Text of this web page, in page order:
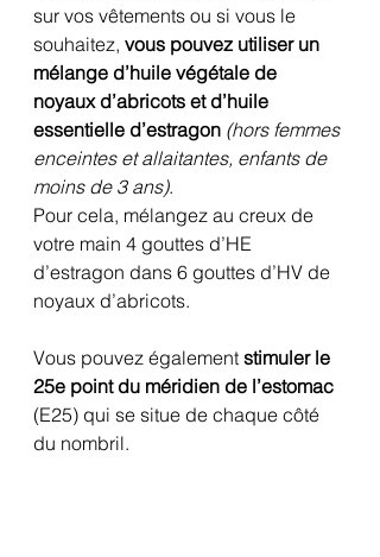
sur vos vêtements ou si vous le
souhaitez, vous pouvez utiliser un
mélange d’huile végétale de
noyaux d’abricots et d’huile
essentielle d’estragon (hors femmes
enceintes et allaitantes, enfants de
moins de 3 ans).
Pour cela, mélangez au creux de
votre main 4 gouttes d’HE
d’estragon dans 6 gouttes d’HV de
noyaux d’abricots.
Vous pouvez également stimuler le
25e point du méridien de l’estomac
(E25) qui se situe de chaque côté
du nombril.